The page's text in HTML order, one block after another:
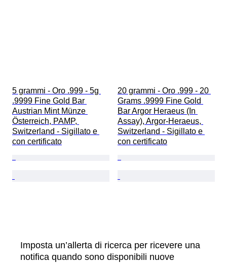
5 grammi - Oro .999 - 5g
.9999 Fine Gold Bar
Austrian Mint Münze
Österreich, PAMP,
Switzerland - Sigillato e
con certificato
20 grammi - Oro .999 - 20
Grams .9999 Fine Gold
Bar Argor Heraeus (In
Assay), Argor-Heraeus,
Switzerland - Sigillato e
con certificato
Imposta un’allerta di ricerca per ricevere una
notifica quando sono disponibili nuove